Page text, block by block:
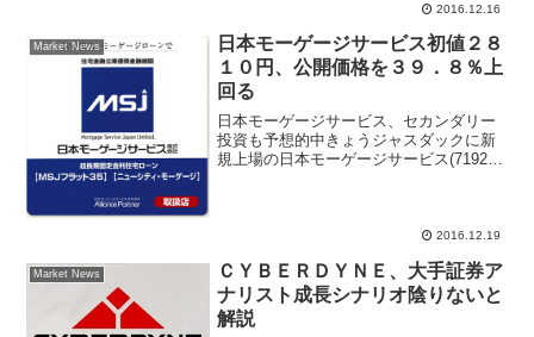
和光純薬工業をＴＯＢ（株式公開買付
け）にて買収すると発表した。買収金額
は１５４７億円...
2016.12.16
Market News
日本モーゲージサービス初値２８
１０円、公開価格を３９．８％上
回る
日本モーゲージサービス、セカンダリー
投資も予想的中きょうジャスダックに新
規上場の日本モーゲージサービス(7192)
2016.12.19
Market News
ＣＹＢＥＲＤＹＮＥ、大手証券ア
ナリスト成長シナリオ陰りないと
解説